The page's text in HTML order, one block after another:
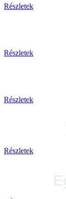
Részletek
Részletek
Részletek
Részletek